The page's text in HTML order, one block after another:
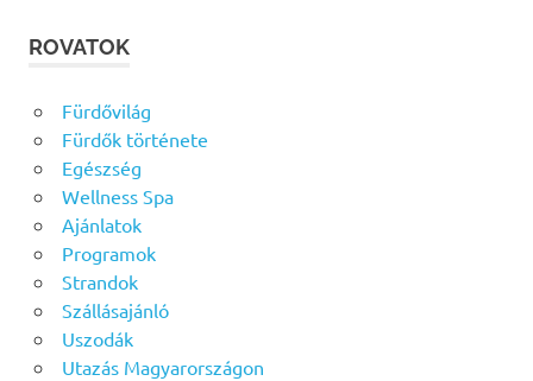
ROVATOK
Fürdővilág
Fürdők története
Egészség
Wellness Spa
Ajánlatok
Programok
Strandok
Szállásajánló
Uszodák
Utazás Magyarországon